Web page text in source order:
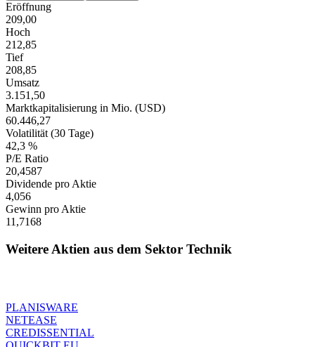
Eröffnung
209,00
Hoch
212,85
Tief
208,85
Umsatz
3.151,50
Marktkapitalisierung in Mio. (USD)
60.446,27
Volatilität (30 Tage)
42,3 %
P/E Ratio
20,4587
Dividende pro Aktie
4,056
Gewinn pro Aktie
11,7168
Weitere Aktien aus dem Sektor Technik
PLANISWARE
NETEASE
CREDISSENTIAL